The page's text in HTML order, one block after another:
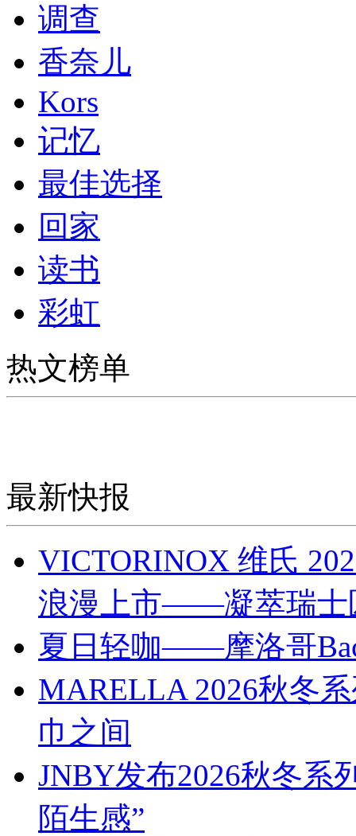
调查
香奈儿
Kors
记忆
最佳选择
回家
读书
彩虹
热文榜单
最新快报
VICTORINOX 维氏
浪漫上市——凝萃瑞士
夏日轻咖——摩洛哥
MARELLA 2026秋冬
巾之间
JNBY发布2026秋冬系
陌生感”